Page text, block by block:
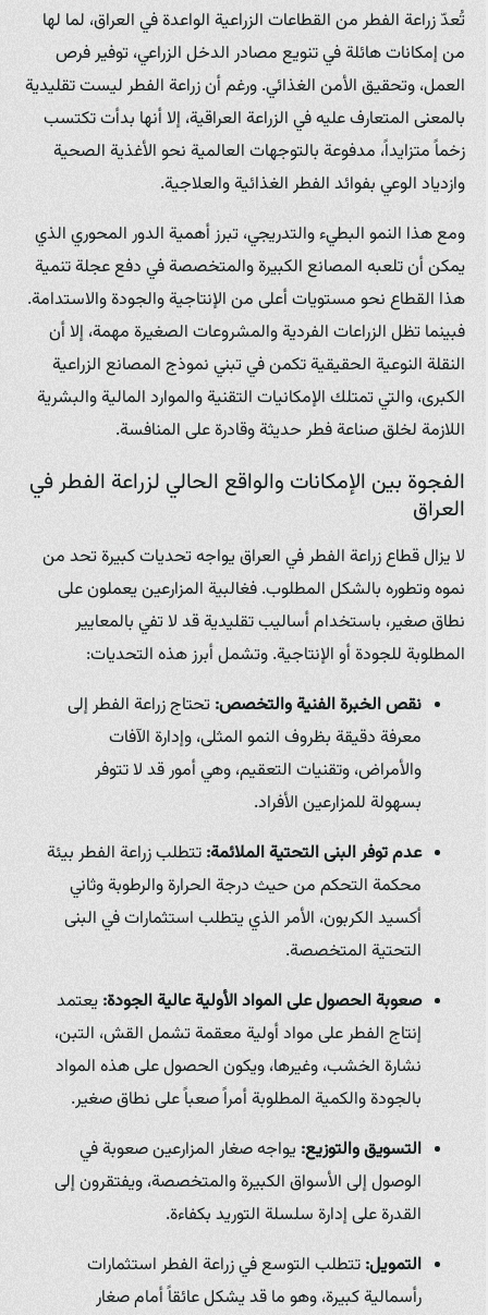
تُعدّ زراعة الفطر من القطاعات الزراعية الواعدة في العراق، لما لها
من إمكانات هائلة في تنويع مصادر الدخل الزراعي، توفير فرص
العمل، وتحقيق الأمن الغذائي. ورغم أن زراعة الفطر ليست تقليدية
بالمعنى المتعارف عليه في الزراعة العراقية، إلا أنها بدأت تكتسب
زخماً متزايداً، مدفوعة بالتوجهات العالمية نحو الأغذية الصحية
وازدياد الوعي بفوائد الفطر الغذائية والعلاجية.
ومع هذا النمو البطيء والتدريجي، تبرز أهمية الدور المحوري الذي
يمكن أن تلعبه المصانع الكبيرة والمتخصصة في دفع عجلة تنمية
هذا القطاع نحو مستويات أعلى من الإنتاجية والجودة والاستدامة.
فبينما تظل الزراعات الفردية والمشروعات الصغيرة مهمة، إلا أن
النقلة النوعية الحقيقية تكمن في تبني نموذج المصانع الزراعية
الكبرى، والتي تمتلك الإمكانيات التقنية والموارد المالية والبشرية
اللازمة لخلق صناعة فطر حديثة وقادرة على المنافسة.
الفجوة بين الإمكانات والواقع الحالي لزراعة الفطر في
العراق
لا يزال قطاع زراعة الفطر في العراق يواجه تحديات كبيرة تحد من
نموه وتطوره بالشكل المطلوب. فغالبية المزارعين يعملون على
نطاق صغير، باستخدام أساليب تقليدية قد لا تفي بالمعايير
المطلوبة للجودة أو الإنتاجية. وتشمل أبرز هذه التحديات:
نقص الخبرة الفنية والتخصص:تحتاج زراعة الفطر إلى
معرفة دقيقة بظروف النمو المثلى، وإدارة الآفات
والأمراض، وتقنيات التعقيم، وهي أمور قد لا تتوفر
بسهولة للمزارعين الأفراد.
عدم توفر البنى التحتية الملائمة:تتطلب زراعة الفطر بيئة
محكمة التحكم من حيث درجة الحرارة والرطوبة وثاني
أكسيد الكربون، الأمر الذي يتطلب استثمارات في البنى
التحتية المتخصصة.
صعوبة الحصول على المواد الأولية عالية الجودة:يعتمد
إنتاج الفطر على مواد أولية معقمة تشمل القش، التبن،
نشارة الخشب، وغيرها، ويكون الحصول على هذه المواد
بالجودة والكمية المطلوبة أمراً صعباً على نطاق صغير.
التسويق والتوزيع:يواجه صغار المزارعين صعوبة في
الوصول إلى الأسواق الكبيرة والمتخصصة، ويفتقرون إلى
القدرة على إدارة سلسلة التوريد بكفاءة.
التمويل:تتطلب التوسع في زراعة الفطر استثمارات
رأسمالية كبيرة، وهو ما قد يشكل عائقاً أمام صغار